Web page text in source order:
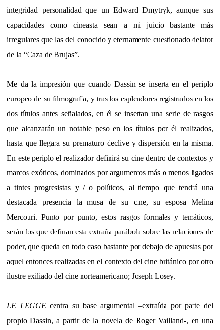
integridad personalidad que un Edward Dmytryk, aunque sus
capacidades como cineasta sean a mi juicio bastante más
irregulares que las del conocido y eternamente cuestionado delator
de la “Caza de Brujas”.
Me da la impresión que cuando Dassin se inserta en el periplo
europeo de su filmografía, y tras los esplendores registrados en los
dos títulos antes señalados, en él se insertan una serie de rasgos
que alcanzarán un notable peso en los títulos por él realizados,
hasta que llegara su prematuro declive y dispersión en la misma.
En este periplo el realizador definirá su cine dentro de contextos y
marcos exóticos, dominados por argumentos más o menos ligados
a tintes progresistas y / o políticos, al tiempo que tendrá una
destacada presencia la musa de su cine, su esposa Melina
Mercouri. Punto por punto, estos rasgos formales y temáticos,
serán los que definan esta extraña parábola sobre las relaciones de
poder, que queda en todo caso bastante por debajo de apuestas por
aquel entonces realizadas en el contexto del cine británico por otro
ilustre exiliado del cine norteamericano; Joseph Losey.
LE LEGGEcentra su base argumental –extraída por parte del
propio Dassin, a partir de la novela de Roger Vailland-, en una